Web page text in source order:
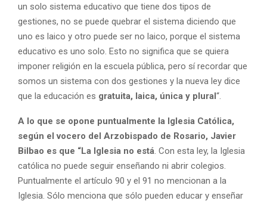
un solo sistema educativo que tiene dos tipos de
gestiones, no se puede quebrar el sistema diciendo que
uno es laico y otro puede ser no laico, porque el sistema
educativo es uno solo. Esto no significa que se quiera
imponer religión en la escuela pública, pero sí recordar que
somos un sistema con dos gestiones y la nueva ley dice
que la educación es gratuita, laica, única y plural“.
A lo que se opone puntualmente la Iglesia Católica,
según el vocero del Arzobispado de Rosario, Javier
Bilbao es que “La Iglesia no está . Con esta ley, la Iglesia
católica no puede seguir enseñando ni abrir colegios.
Puntualmente el artículo 90 y el 91 no mencionan a la
Iglesia. Sólo menciona que sólo pueden educar y enseñar